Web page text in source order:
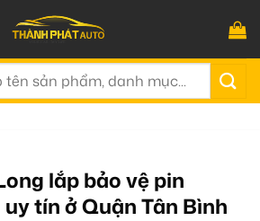
lắp bảo vệ pin
tín ở Quận Tân Bình